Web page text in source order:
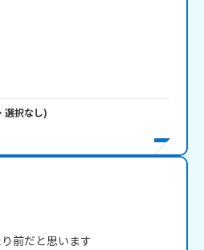
選択なし)
前だと思います